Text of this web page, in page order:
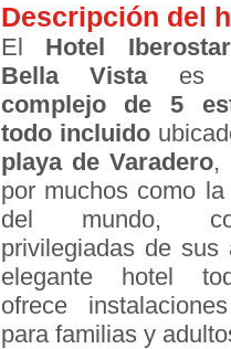
Descripción del
El Hotel
Bella Vistaes
complejo de 5
todo incluido
playa de Varadero,
por muchos como
del mundo,
privilegiadas de sus
elegante hotel
ofrece
para familias y